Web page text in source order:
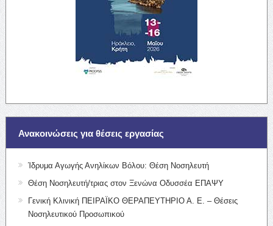
Ανακοινώσεις για θέσεις εργασίας
Ίδρυμα Αγωγής Ανηλίκων Βόλου: Θέση Νοσηλευτή
Θέση Νοσηλευτή/τριας στον Ξενώνα Οδυσσέα ΕΠΑΨΥ
Γενική Κλινική ΠΕΙΡΑΪΚΟ ΘΕΡΑΠΕΥΤΗΡΙΟ Α. Ε. – Θέσεις
Νοσηλευτικού Προσωπικού